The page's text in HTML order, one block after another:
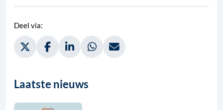
Deel via:
Deel via Twitter, opent in nieuw tabblad
Deel via Facebook, opent in nieuw tabblad
Deel via LinkedIn, opent in nieuw tabblad
Deel via WhatsApp, opent in nieuw
Deel via Mail, opent in nieuw
Laatste nieuws